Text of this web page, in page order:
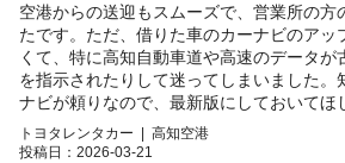
空港からの送迎もスムーズで、営業所の方
たです。ただ、借りた車のカーナビのアッ
くて、特に高知自動車道や高速のデータが
を指示されたりして迷ってしまいました。
ナビが頼りなので、最新版にしておいてほ
トヨタレンタカー | 高知空港
投稿日：2026-03-21